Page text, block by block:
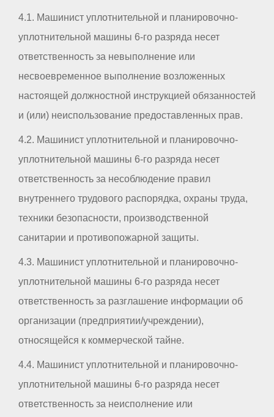
4.1. Машинист уплотнительной и планировочно-
уплотнительной машины 6-го разряда несет
ответственность за невыполнение или
несвоевременное выполнение возложенных
настоящей должностной инструкцией обязанностей
и (или) неиспользование предоставленных прав.
4.2. Машинист уплотнительной и планировочно-
уплотнительной машины 6-го разряда несет
ответственность за несоблюдение правил
внутреннего трудового распорядка, охраны труда,
техники безопасности, производственной
санитарии и противопожарной защиты.
4.3. Машинист уплотнительной и планировочно-
уплотнительной машины 6-го разряда несет
ответственность за разглашение информации об
организации (предприятии/учреждении),
относящейся к коммерческой тайне.
4.4. Машинист уплотнительной и планировочно-
уплотнительной машины 6-го разряда несет
ответственность за неисполнение или